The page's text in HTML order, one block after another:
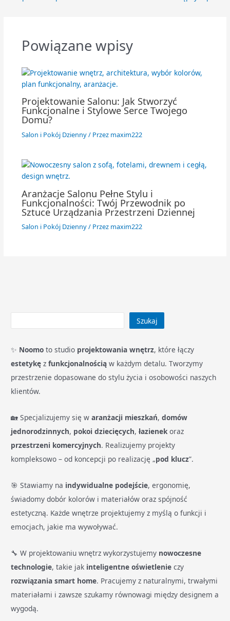
Powiązane wpisy
Projektowanie Salonu: Jak Stworzyć
Funkcjonalne i Stylowe Serce Twojego
Domu?
Salon i Pokój Dzienny/ Przez maxim222
Aranżacje Salonu Pełne Stylu i
Funkcjonalności: Twój Przewodnik po
Sztuce Urządzania Przestrzeni Dziennej
Salon i Pokój Dzienny/ Przez maxim222
Szukaj
✨ Noomo to studio projektowania wnętrz, które łączy
estetykę zfunkcjonalnością w każdym detalu. Tworzymy
przestrzenie dopasowane do stylu życia i osobowości naszych
klientów.
🏡 Specjalizujemy się waranżacji mieszkań,domów
jednorodzinnych, pokoi dziecięcych,łazienekoraz
przestrzeni komercyjnych. Realizujemy projekty
kompleksowo – od koncepcji po realizację „pod klucz”.
🎯 Stawiamy na indywidualne podejście, ergonomię,
świadomy dobór kolorów i materiałów oraz spójność
estetyczną. Każde wnętrze projektujemy z myślą o funkcji i
emocjach, jakie ma wywoływać.
🔧 W projektowaniu wnętrz wykorzystujemy nowoczesne
technologie, takie jak inteligentne oświetlenie czy
rozwiązania smart home. Pracujemy z naturalnymi, trwałymi
materiałami i zawsze szukamy równowagi między designem a
wygodą.